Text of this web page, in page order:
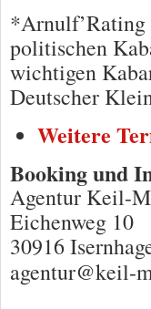
*Arnulf’Rating
politischen
wichtigen
Deutscher
Weitere
Booking und
Agentur Keil-
Eichenweg 10
30916
agentur@keil-